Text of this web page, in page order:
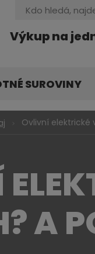
Výkup na
Vyhledávání
SUROVINY
Ovlivní elektrické
A